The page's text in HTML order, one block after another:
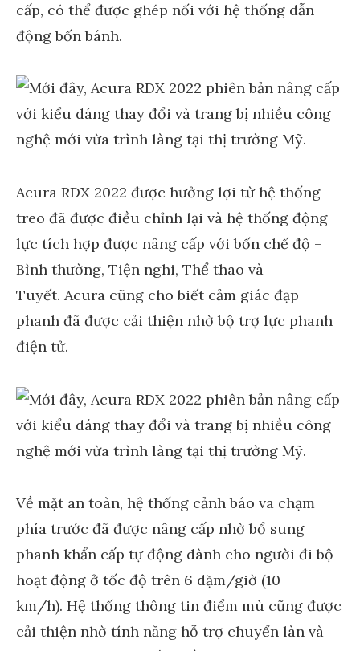
cấp, có thể được ghép nối với hệ thống dẫn
động bốn bánh.
Acura RDX 2022 được hưởng lợi từ hệ thống
treo đã được điều chỉnh lại và hệ thống động
lực tích hợp được nâng cấp với bốn chế độ –
Bình thường, Tiện nghi, Thể thao và
Tuyết. Acura cũng cho biết cảm giác đạp
phanh đã được cải thiện nhờ bộ trợ lực phanh
điện tử.
Về mặt an toàn, hệ thống cảnh báo va chạm
phía trước đã được nâng cấp nhờ bổ sung
phanh khẩn cấp tự động dành cho người đi bộ
hoạt động ở tốc độ trên 6 dặm/giờ (10
km/h). Hệ thống thông tin điểm mù cũng được
cải thiện nhờ tính năng hỗ trợ chuyển làn và